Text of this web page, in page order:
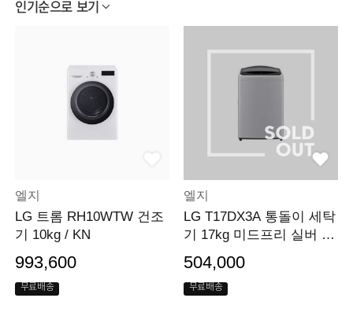
인기순으로 보기
엘지
LG 트롬 RH10WTW 건조
기 10kg / KN
993,600
무료배송
엘지
LG T17DX3A 통돌이 세탁
기 17kg 미드프리 실버 /
KN
504,000
무료배송